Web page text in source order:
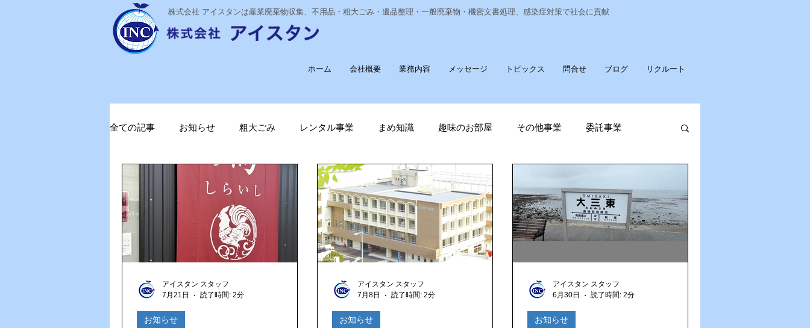
​株式会社 アイスタンは産業廃棄物収集、不用品・粗大ごみ・遺品整理・一般廃棄物・機密文書処理、感染症対策で社会に貢献
ホーム 会社概要 業務内容 メッセージ トピックス 問合せ ブログ リクルート
全ての記事 お知らせ 粗大ごみ レンタル事業 まめ知識 趣味のお部屋 その他事業 委託事業
ナノゾーン デオグラス 福祉部門
電気代削減 長崎ヴェルカを応援しています！ 廃棄物収集運搬 TOPお知らせ
HACCP（ハサップ） 機密文書収集
お知らせ
アイスタン スタッフ
7月21日
読了時間: 2分
お知らせ
アイスタン スタッフ
7月8日
読了時間: 2分
お知らせ
アイスタン スタッフ
6月30日
読了時間: 2分